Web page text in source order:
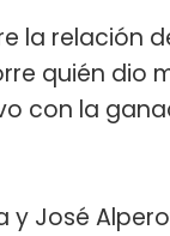
la relación
quién dio
con la
y José